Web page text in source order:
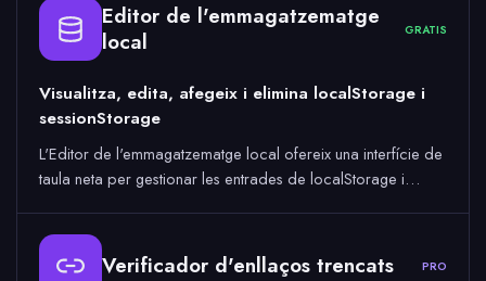
Editor de l'emmagatzematge
local
GRATIS
Visualitza, edita, afegeix i elimina localStorage i
sessionStorage
L'Editor de l'emmagatzematge local ofereix una interfície de
taula neta per gestionar les entrades de localStorage i…
Verificador d'enllaços trencats PRO